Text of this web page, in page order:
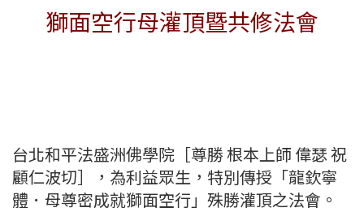
獅面空行母灌頂暨共修法會
台北和平法盛洲佛學院［尊勝 根本上師 偉瑟 祝
顧仁波切］，為利益眾生，特別傳授「龍欽寧
體．母尊密成就獅面空行」殊勝灌頂之法會。